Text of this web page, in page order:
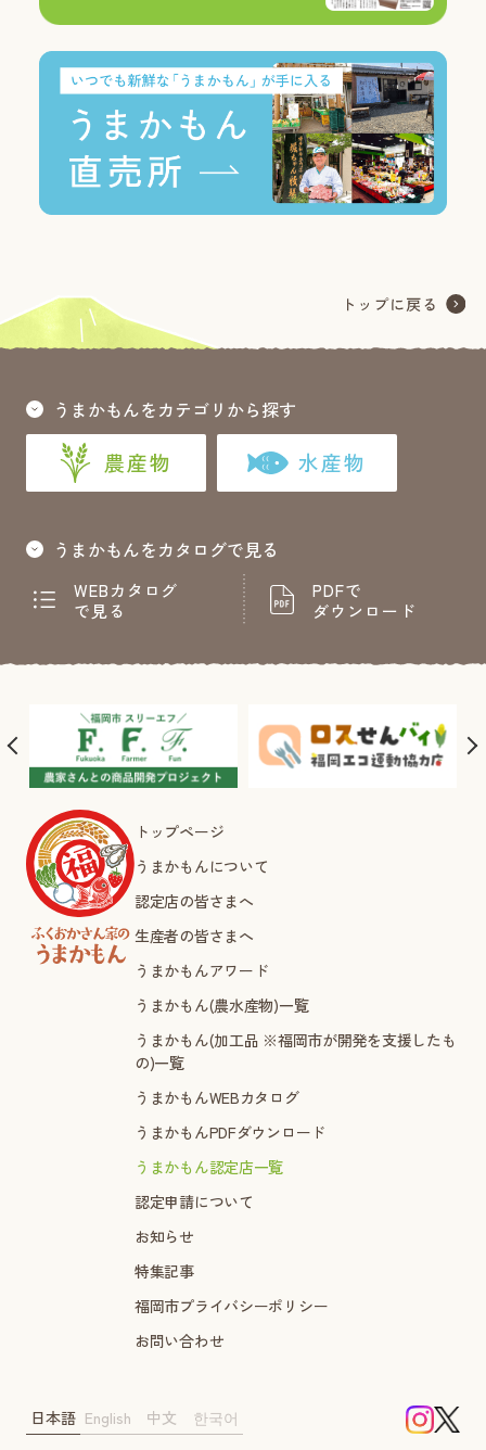
うまかもんをカテゴリから探す
農産物 水産物
うまかもんをカタログで見る
WEBカタログ
で見る
PDFで
ダウンロード
トップページ
うまかもんについて
認定店の皆さまへ
生産者の皆さまへ
うまかもんアワード
うまかもん(農水産物)一覧
うまかもん(加工品 ※福岡市が開発を支援したも
の)一覧
うまかもんWEBカタログ
うまかもんPDFダウンロード
うまかもん認定店一覧
認定申請について
お知らせ
特集記事
福岡市プライバシーポリシー
お問い合わせ
日本語 English 中文 한국어